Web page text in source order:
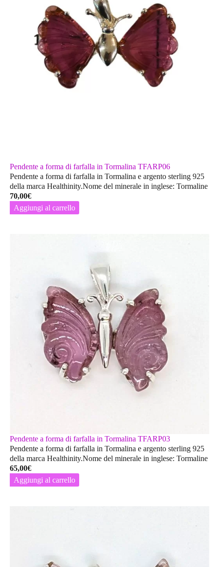
Pendente a forma di farfalla in Tormalina TFARP06
Pendente a forma di farfalla in Tormalina e argento sterling 925
della marca Healthinity.Nome del minerale in inglese: Tormaline
70,00€
Aggiungi al carrello
Pendente a forma di farfalla in Tormalina TFARP03
Pendente a forma di farfalla in Tormalina e argento sterling 925
della marca Healthinity.Nome del minerale in inglese: Tormaline
65,00€
Aggiungi al carrello